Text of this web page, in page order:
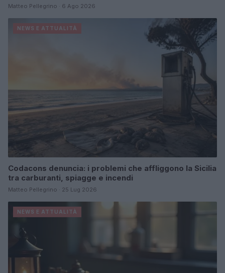
Matteo Pellegrino · 6 Ago 2026
NEWS E ATTUALITÀ
Codacons denuncia: i problemi che affliggono la Sicilia
tra carburanti, spiagge e incendi
Matteo Pellegrino · 25 Lug 2026
NEWS E ATTUALITÀ